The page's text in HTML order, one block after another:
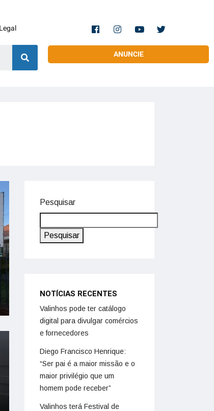
ANUNCIE
Pesquisar
Pesquisar
NOTÍCIAS RECENTES
Valinhos pode ter catálogo
digital para divulgar comércios
e fornecedores
Diego Francisco Henrique:
“Ser pai é a maior missão e o
maior privilégio que um
homem pode receber”
Valinhos terá Festival de